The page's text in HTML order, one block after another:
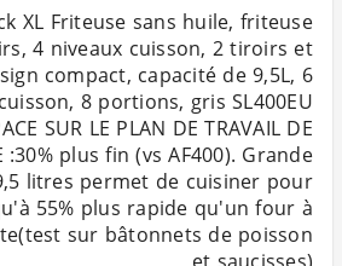
XL Friteuse sans huile, friteuse
4 niveaux cuisson, 2 tiroirs et
compact, capacité de 9,5L, 6
SUR LE PLAN DE TRAVAIL DE
:30% plus fin (vs AF400). Grande
litres permet de cuisiner pour
55% plus rapide qu'un four à
sur bâtonnets de poisson